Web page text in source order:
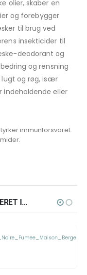
olier, skaber en
og forebygger
til brug ved
insekticider til
deodorant og
og rensning
og røg, især
indeholdende eller
immunforsvaret.
I…